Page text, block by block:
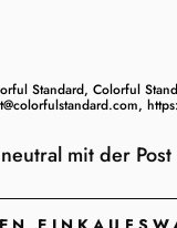
Standard, Colorful
mit der Post